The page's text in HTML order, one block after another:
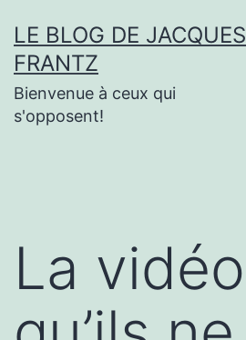
au
contenu
LE BLOG DE JACQUES
FRANTZ
Bienvenue à ceux qui
s'opposent!
La vidéo